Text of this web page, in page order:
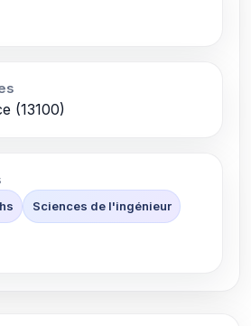
(13100)
Sciences de l'ingénieur